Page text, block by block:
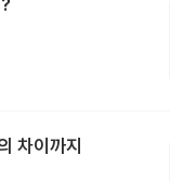
차이까지